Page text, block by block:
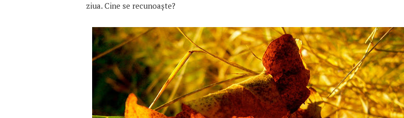
ziua. Cine se recunoaște?